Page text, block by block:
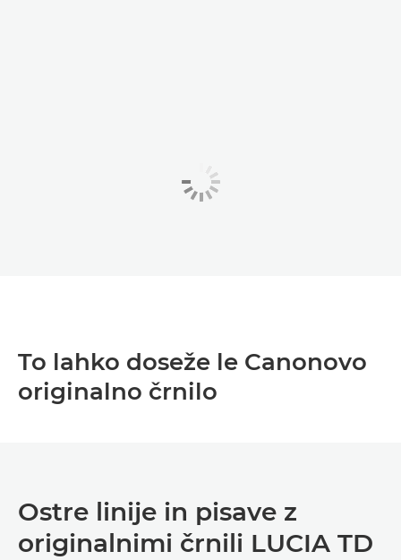
To lahko doseže le Canonovo
originalno črnilo
Ostre linije in pisave z
originalnimi črnili LUCIA TD